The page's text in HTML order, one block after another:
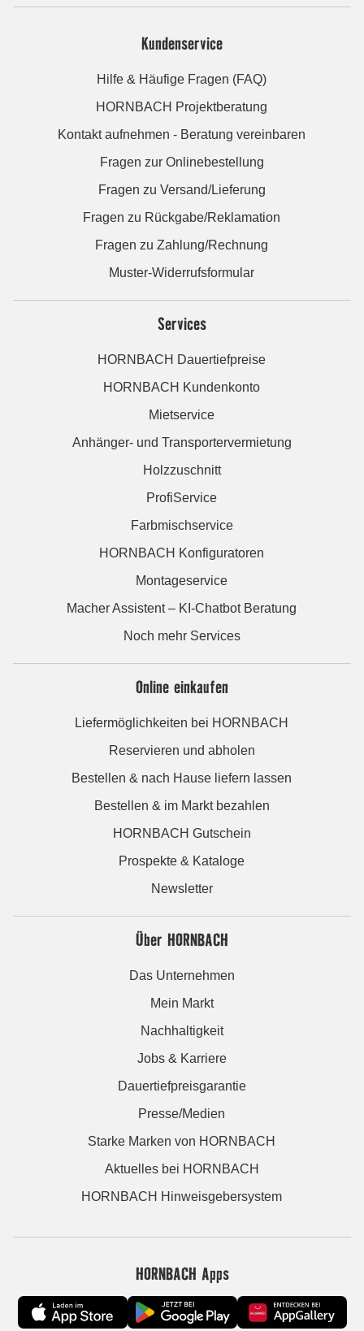
Kundenservice
Hilfe & Häufige Fragen (FAQ)
HORNBACH Projektberatung
Kontakt aufnehmen - Beratung vereinbaren
Fragen zur Onlinebestellung
Fragen zu Versand/Lieferung
Fragen zu Rückgabe/Reklamation
Fragen zu Zahlung/Rechnung
Muster-Widerrufsformular
Services
HORNBACH Dauertiefpreise
HORNBACH Kundenkonto
Mietservice
Anhänger- und Transportervermietung
Holzzuschnitt
ProfiService
Farbmischservice
HORNBACH Konfiguratoren
Montageservice
Macher Assistent – KI-Chatbot Beratung
Noch mehr Services
Online einkaufen
Liefermöglichkeiten bei HORNBACH
Reservieren und abholen
Bestellen & nach Hause liefern lassen
Bestellen & im Markt bezahlen
HORNBACH Gutschein
Prospekte & Kataloge
Newsletter
Über HORNBACH
Das Unternehmen
Mein Markt
Nachhaltigkeit
Jobs & Karriere
Dauertiefpreisgarantie
Presse/Medien
Starke Marken von HORNBACH
Aktuelles bei HORNBACH
HORNBACH Hinweisgebersystem
HORNBACH Apps